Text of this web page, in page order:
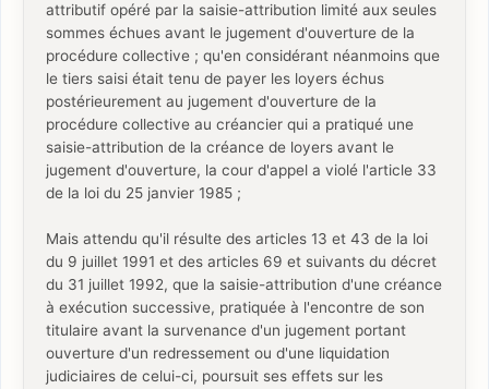
attributif opéré par la saisie-attribution limité aux seules
sommes échues avant le jugement d'ouverture de la
procédure collective ; qu'en considérant néanmoins que
le tiers saisi était tenu de payer les loyers échus
postérieurement au jugement d'ouverture de la
procédure collective au créancier qui a pratiqué une
saisie-attribution de la créance de loyers avant le
jugement d'ouverture, la cour d'appel a violé l'article 33
de la loi du 25 janvier 1985 ;
Mais attendu qu'il résulte des articles 13 et 43 de la loi
du 9 juillet 1991 et des articles 69 et suivants du décret
du 31 juillet 1992, que la saisie-attribution d'une créance
à exécution successive, pratiquée à l'encontre de son
titulaire avant la survenance d'un jugement portant
ouverture d'un redressement ou d'une liquidation
judiciaires de celui-ci, poursuit ses effets sur les